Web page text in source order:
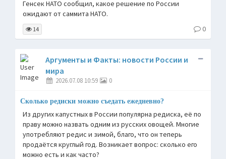
Генсек НАТО сообщил, какое решение по России
ожидают от саммита НАТО.
14 0
Аргументы и Факты: новости России и
мира
2026.07.08 10:59 0
Сколько редиски можно съедать ежедневно?
Из других капустных в России популярна редиска, её по
праву можно назвать одним из русских овощей. Многие
употребляют редис и зимой, благо, что он теперь
продаётся круглый год. Возникает вопрос: сколько его
можно есть и как часто?